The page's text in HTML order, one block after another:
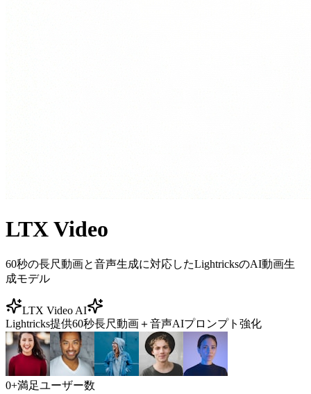
LTX Video
60秒の長尺動画と音声生成に対応したLightricksのAI動画生
成モデル
LTX Video AI
Lightricks提供60秒長尺動画＋音声AIプロンプト強化
0+満足ユーザー数